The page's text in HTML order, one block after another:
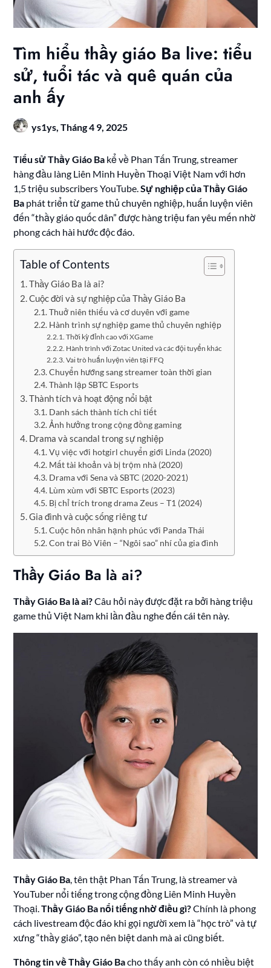
Tìm hiểu thầy giáo Ba live: tiểu
sử, tuổi tác và quê quán của
anh ấy
ys1ys,Tháng 4 9, 2025
Tiểu sử Thầy Giáo Ba kể về Phan Tấn Trung, streamer
hàng đầu làng Liên Minh Huyền Thoại Việt Nam với hơn
1,5 triệu subscribers YouTube.Sự nghiệp của Thầy Giáo
Ba phát triển từ game thủ chuyên nghiệp, huấn luyện viên
đến “thầy giáo quốc dân” được hàng triệu fan yêu mến nhờ
phong cách hài hước độc đáo.
Table of Contents
Thầy Giáo Ba là ai?
Cuộc đời và sự nghiệp của Thầy Giáo Ba
Thuở niên thiếu và cơ duyên với game
Hành trình sự nghiệp game thủ chuyên nghiệp
Thời kỳ đỉnh cao với XGame
Hành trình với Zotac United và các đội tuyển khác
Vai trò huấn luyện viên tại FFQ
Chuyển hướng sang streamer toàn thời gian
Thành lập SBTC Esports
Thành tích và hoạt động nổi bật
Danh sách thành tích chi tiết
Ảnh hưởng trong cộng đồng gaming
Drama và scandal trong sự nghiệp
Vụ việc với hotgirl chuyển giới Linda (2020)
Mất tài khoản và bị trộm nhà (2020)
Drama với Sena và SBTC (2020-2021)
Lùm xùm với SBTC Esports (2023)
Bị chỉ trích trong drama Zeus – T1 (2024)
Gia đình và cuộc sống riêng tư
Cuộc hôn nhân hạnh phúc với Panda Thái
Con trai Bò Viên – “Ngôi sao” nhí của gia đình
Thầy Giáo Ba là ai?
Thầy Giáo Ba là ai?Câu hỏi này được đặt ra bởi hàng triệu
game thủ Việt Nam khi lần đầu nghe đến cái tên này.
Thầy Giáo Ba, tên thật Phan Tấn Trung, là streamer và
YouTuber nổi tiếng trong cộng đồng Liên Minh Huyền
Thoại.Thầy Giáo Ba nổi tiếng nhờ điều gì?Chính là phong
cách livestream độc đáo khi gọi người xem là “học trò” và tự
xưng “thầy giáo”, tạo nên biệt danh mà ai cũng biết.
Thông tin về Thầy Giáo Bacho thấy anh còn có nhiều biệt